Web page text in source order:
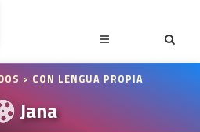
> CON LENGUA PROPIA
Jana